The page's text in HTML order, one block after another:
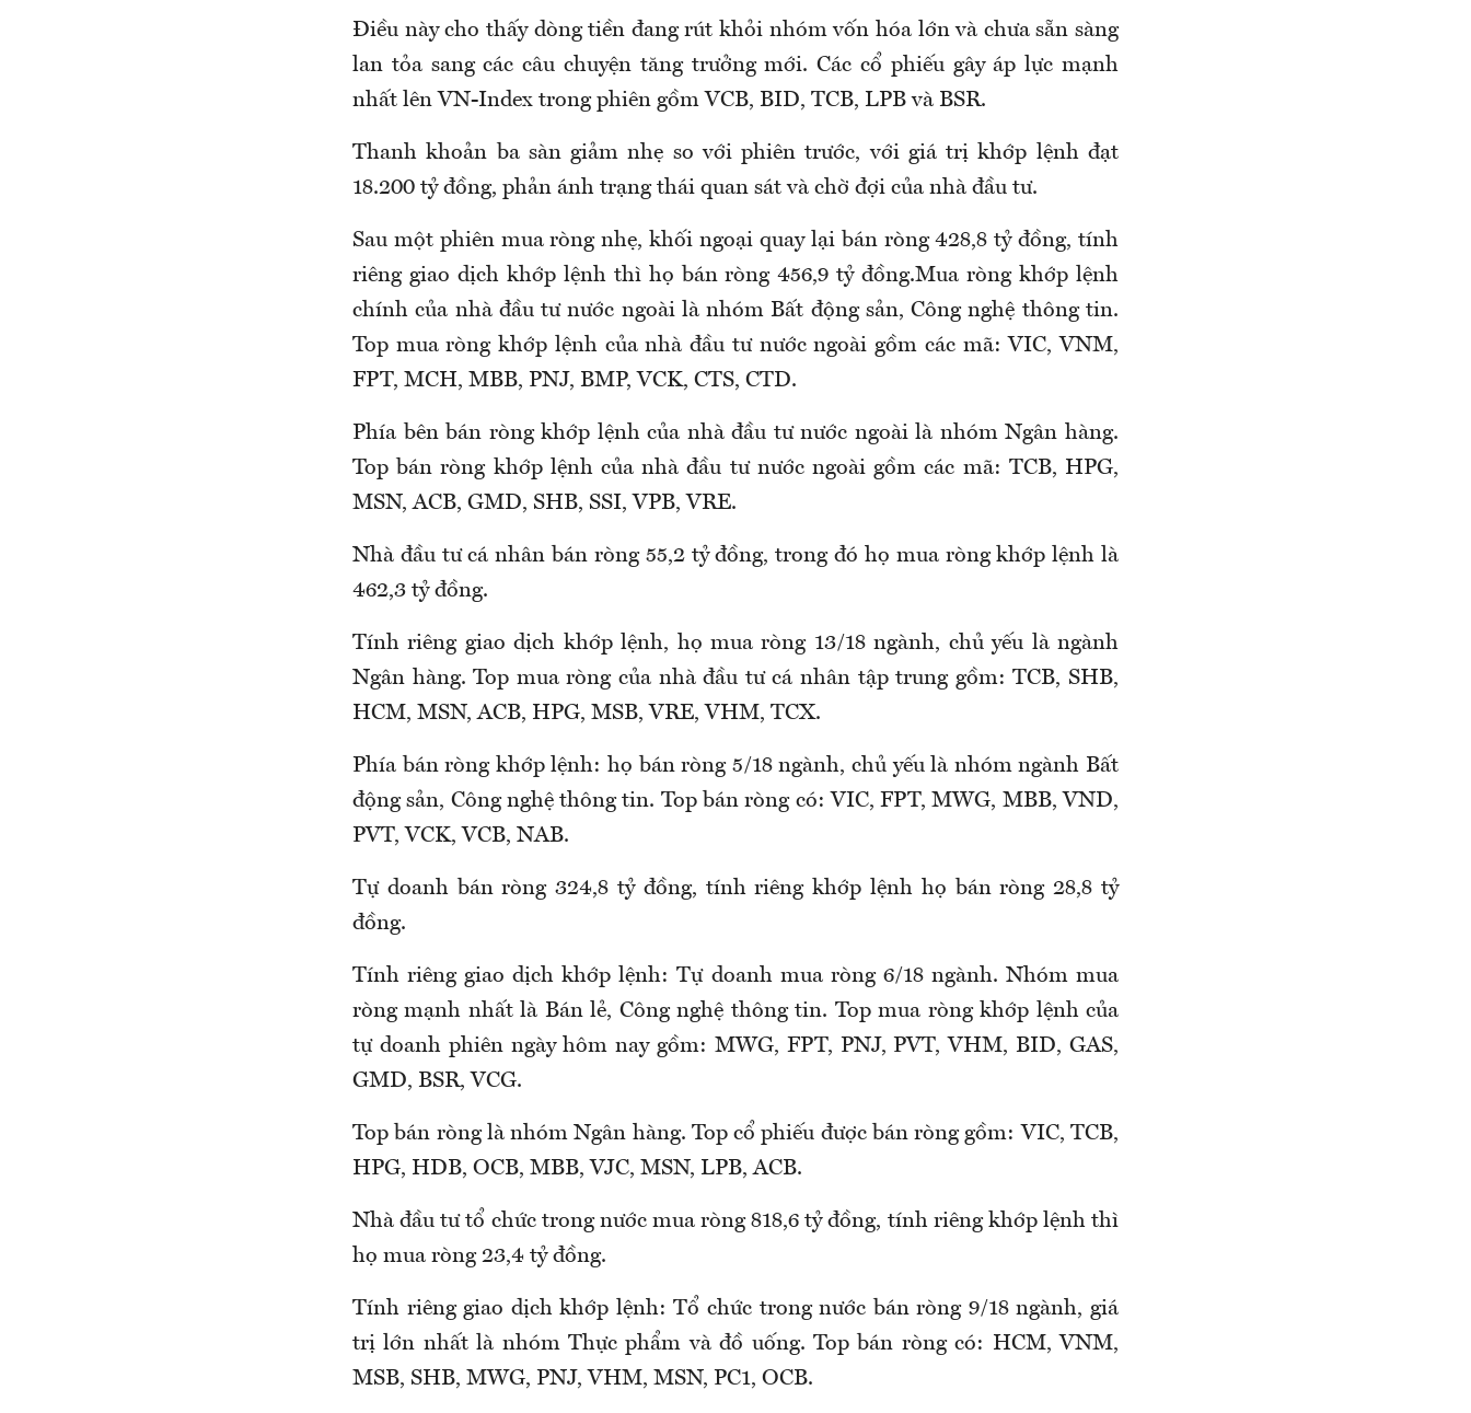
Điều này cho thấy dòng tiền đang rút khỏi nhóm vốn hóa lớn và chưa sẵn sàng
lan tỏa sang các câu chuyện tăng trưởng mới. Các cổ phiếu gây áp lực mạnh
nhất lên VN-Index trong phiên gồm VCB, BID, TCB, LPB và BSR.
Thanh khoản ba sàn giảm nhẹ so với phiên trước, với giá trị khớp lệnh đạt
18.200 tỷ đồng, phản ánh trạng thái quan sát và chờ đợi của nhà đầu tư.
Sau một phiên mua ròng nhẹ, khối ngoại quay lại bán ròng 428,8 tỷ đồng, tính
riêng giao dịch khớp lệnh thì họ bán ròng 456,9 tỷ đồng.Mua ròng khớp lệnh
chính của nhà đầu tư nước ngoài là nhóm Bất động sản, Công nghệ thông tin.
Top mua ròng khớp lệnh của nhà đầu tư nước ngoài gồm các mã: VIC, VNM,
FPT, MCH, MBB, PNJ, BMP, VCK, CTS, CTD.
Phía bên bán ròng khớp lệnh của nhà đầu tư nước ngoài là nhóm Ngân hàng.
Top bán ròng khớp lệnh của nhà đầu tư nước ngoài gồm các mã: TCB, HPG,
MSN, ACB, GMD, SHB, SSI, VPB, VRE.
Nhà đầu tư cá nhân bán ròng 55,2 tỷ đồng, trong đó họ mua ròng khớp lệnh là
462,3 tỷ đồng.
Tính riêng giao dịch khớp lệnh, họ mua ròng 13/18 ngành, chủ yếu là ngành
Ngân hàng. Top mua ròng của nhà đầu tư cá nhân tập trung gồm: TCB, SHB,
HCM, MSN, ACB, HPG, MSB, VRE, VHM, TCX.
Phía bán ròng khớp lệnh: họ bán ròng 5/18 ngành, chủ yếu là nhóm ngành Bất
động sản, Công nghệ thông tin. Top bán ròng có: VIC, FPT, MWG, MBB, VND,
PVT, VCK, VCB, NAB.
Tự doanh bán ròng 324,8 tỷ đồng, tính riêng khớp lệnh họ bán ròng 28,8 tỷ
đồng.
Tính riêng giao dịch khớp lệnh: Tự doanh mua ròng 6/18 ngành. Nhóm mua
ròng mạnh nhất là Bán lẻ, Công nghệ thông tin. Top mua ròng khớp lệnh của
tự doanh phiên ngày hôm nay gồm: MWG, FPT, PNJ, PVT, VHM, BID, GAS,
GMD, BSR, VCG.
Top bán ròng là nhóm Ngân hàng. Top cổ phiếu được bán ròng gồm: VIC, TCB,
HPG, HDB, OCB, MBB, VJC, MSN, LPB, ACB.
Nhà đầu tư tổ chức trong nước mua ròng 818,6 tỷ đồng, tính riêng khớp lệnh thì
họ mua ròng 23,4 tỷ đồng.
Tính riêng giao dịch khớp lệnh: Tổ chức trong nước bán ròng 9/18 ngành, giá
trị lớn nhất là nhóm Thực phẩm và đồ uống. Top bán ròng có: HCM, VNM,
MSB, SHB, MWG, PNJ, VHM, MSN, PC1, OCB.